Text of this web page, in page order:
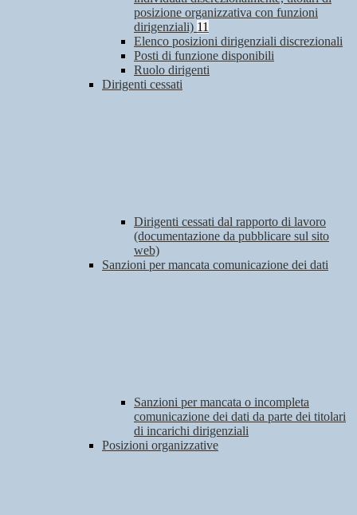
posizione organizzativa con funzioni
dirigenziali) 11
Elenco posizioni dirigenziali discrezionali
Posti di funzione disponibili
Ruolo dirigenti
Dirigenti cessati
Dirigenti cessati dal rapporto di lavoro
(documentazione da pubblicare sul sito
web)
Sanzioni per mancata comunicazione dei dati
Sanzioni per mancata o incompleta
comunicazione dei dati da parte dei titolari
di incarichi dirigenziali
Posizioni organizzative